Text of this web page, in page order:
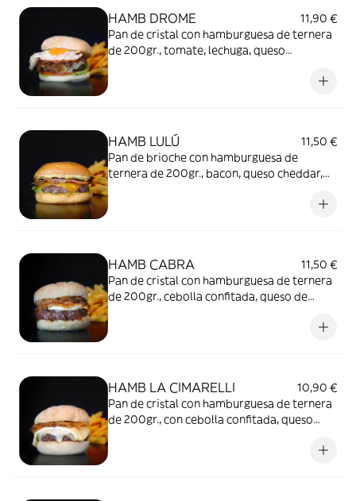
HAMB DROME
11,90 €
Pan de cristal con hamburguesa de ternera
de 200gr., tomate, lechuga, queso
HAMB LULÚ
11,50 €
Pan de brioche con hamburguesa de
ternera de 200gr., bacon, queso cheddar,
HAMB CABRA
11,50 €
Pan de cristal con hamburguesa de ternera
de 200gr., cebolla confitada, queso de
HAMB LA CIMARELLI
10,90 €
Pan de cristal con hamburguesa de ternera
de 200gr., con cebolla confitada, queso